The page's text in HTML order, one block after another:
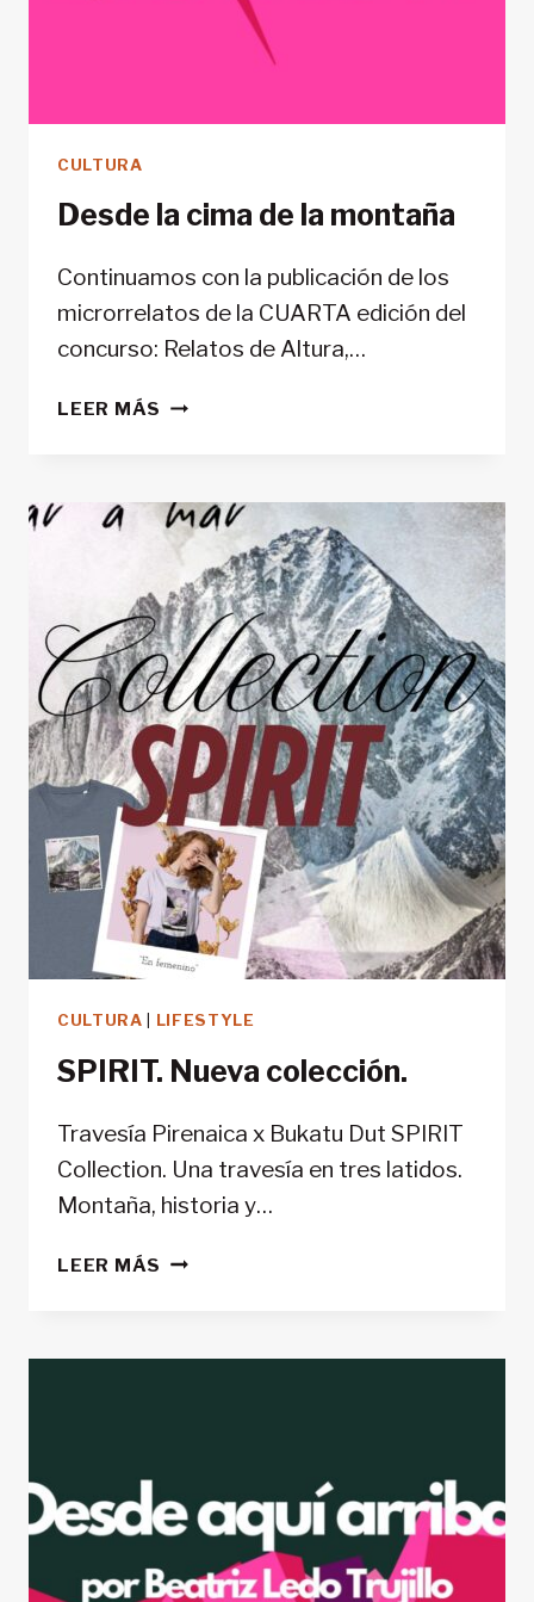
CULTURA
Desde la cima de la montaña
Continuamos con la publicación de los
microrrelatos de la CUARTA edición del
concurso: Relatos de Altura,…
LEER MÁS DESDE
LA
MONTAÑA
CULTURA LIFESTYLE
SPIRIT. Nueva colección.
Travesía Pirenaica x Bukatu Dut SPIRIT
Collection. Una travesía en tres latidos.
Montaña, historia y…
LEER MÁS SPIRIT.